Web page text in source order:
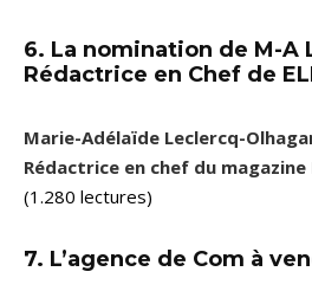
6. La nomination de M-A
Rédactrice en Chef de
Marie-Adélaïde Leclercq-
Rédactrice en chef du magazine
(1.280 lectures)
7. L’agence de Com à